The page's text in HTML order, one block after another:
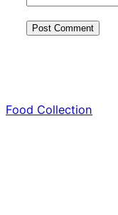
Food Collection